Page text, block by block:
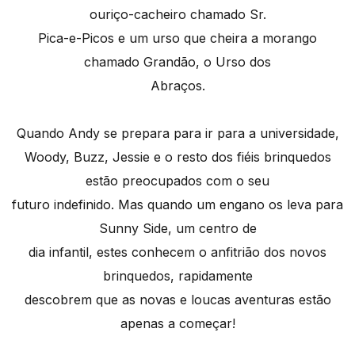
ouriço-cacheiro chamado Sr.
Pica-e-Picos e um urso que cheira a morango
chamado Grandão, o Urso dos
Abraços.
Quando Andy se prepara para ir para a universidade,
Woody, Buzz, Jessie e o resto dos fiéis brinquedos
estão preocupados com o seu
futuro indefinido. Mas quando um engano os leva para
Sunny Side, um centro de
dia infantil, estes conhecem o anfitrião dos novos
brinquedos, rapidamente
descobrem que as novas e loucas aventuras estão
apenas a começar!